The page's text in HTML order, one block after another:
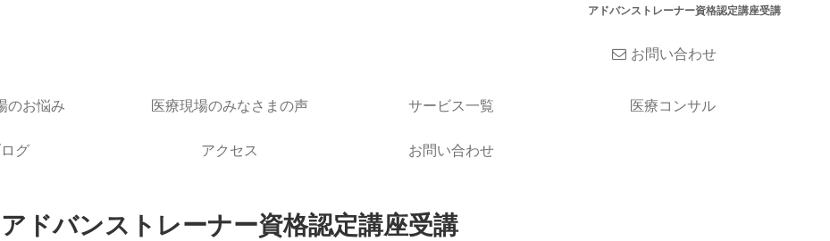
アドバンストレーナー資格認定講座受講
お問い合わせ
のお悩み 医療現場のみなさまの声 サービス一覧 医療コンサル
グ アクセス お問い合わせ
アドバンストレーナー資格認定講座受講